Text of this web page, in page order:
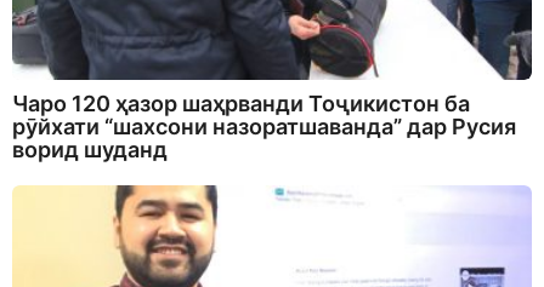
Чаро 120 ҳазор шаҳрванди Тоҷикистон ба
рӯйхати “шахсони назоратшаванда” дар Русия
ворид шуданд